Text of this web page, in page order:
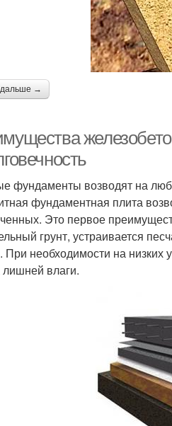
дальше →
фундаменты возводят на
фундаментная плита
Это первое
грунт, устраивается
При необходимости на низких
лишней влаги.